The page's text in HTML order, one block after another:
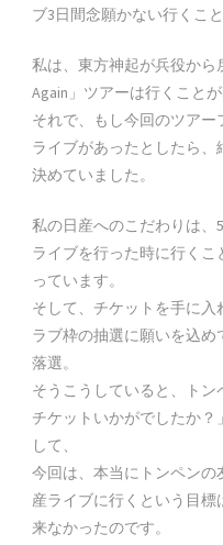
ブ3日間念願かない行くこ
私は、東方神起が兵役から
Again」ツアーは行くこと
それで、もし今回のツア
ライブがあったとしたら
決めていました。
私の日産へのこだわりは
ライブを行った時に行くこ
っています。
そして、チケットを手に
ラブ枠の抽選に願いを込め
落選。
そうこうしていると、トン
チケットいかがでしたか？
して、
今回は、本当にトンペンの
産ライブに行くという目
来なかったのです。